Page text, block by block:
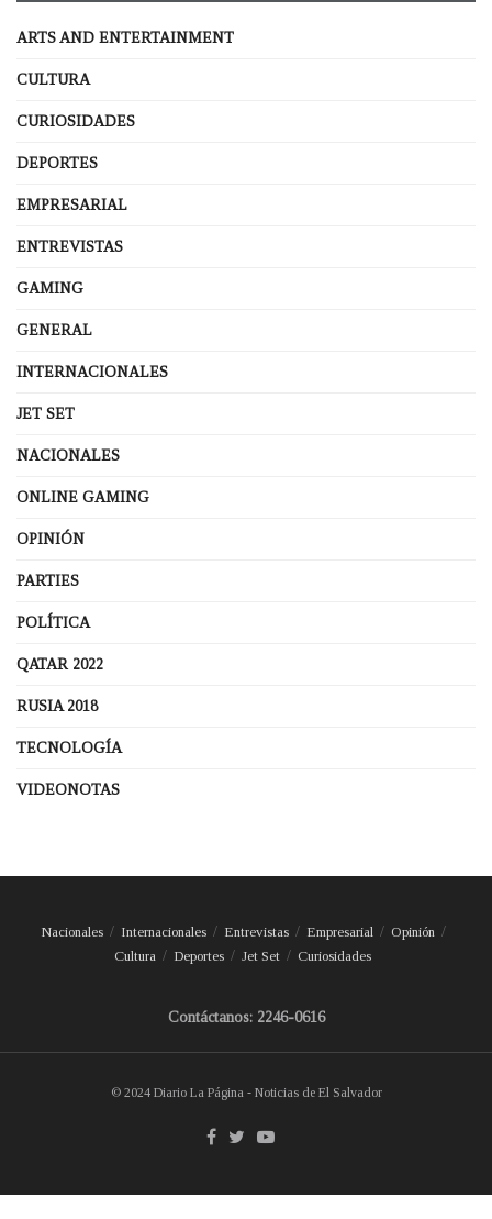
ARTS AND ENTERTAINMENT
CULTURA
CURIOSIDADES
DEPORTES
EMPRESARIAL
ENTREVISTAS
GAMING
GENERAL
INTERNACIONALES
JET SET
NACIONALES
ONLINE GAMING
OPINIÓN
PARTIES
POLÍTICA
QATAR 2022
RUSIA 2018
TECNOLOGÍA
VIDEONOTAS
Nacionales Internacionales Entrevistas Empresarial
Opinión
Cultura
Deportes Jet Set Curiosidades
Contáctanos: 2246-0616
© 2024 Diario La Página - Noticias de El Salvador